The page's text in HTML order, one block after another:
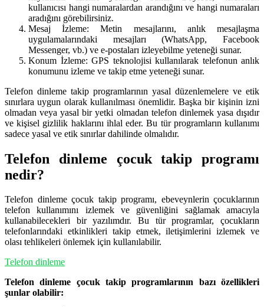
kullanıcısı hangi numaralardan arandığını ve hangi numaraları
aradığını görebilirsiniz.
Mesaj İzleme: Metin mesajlarını, anlık mesajlaşma
uygulamalarındaki mesajları (WhatsApp, Facebook
Messenger, vb.) ve e-postaları izleyebilme yeteneği sunar.
Konum İzleme: GPS teknolojisi kullanılarak telefonun anlık
konumunu izleme ve takip etme yeteneği sunar.
Telefon dinleme takip programlarının yasal düzenlemelere ve etik
sınırlara uygun olarak kullanılması önemlidir. Başka bir kişinin izni
olmadan veya yasal bir yetki olmadan telefon dinlemek yasa dışıdır
ve kişisel gizlilik haklarını ihlal eder. Bu tür programların kullanımı
sadece yasal ve etik sınırlar dahilinde olmalıdır.
Telefon dinleme çocuk takip programı
nedir?
Telefon dinleme çocuk takip programı, ebeveynlerin çocuklarının
telefon kullanımını izlemek ve güvenliğini sağlamak amacıyla
kullanabilecekleri bir yazılımdır. Bu tür programlar, çocukların
telefonlarındaki etkinlikleri takip etmek, iletişimlerini izlemek ve
olası tehlikeleri önlemek için kullanılabilir.
Telefon dinleme
Telefon dinleme çocuk takip programlarının bazı özellikleri
şunlar olabilir: